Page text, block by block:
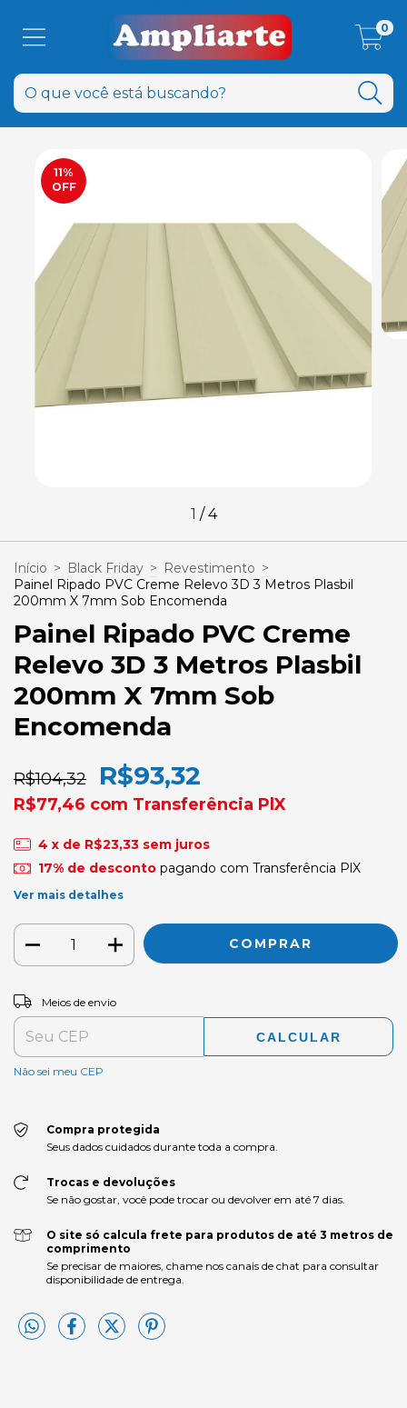
0
11%
OFF
1 /4
Início > Black Friday > Revestimento >
Painel Ripado PVC Creme Relevo 3D 3 Metros Plasbil
200mm X 7mm Sob Encomenda
Painel Ripado PVC Creme
Relevo 3D 3 Metros Plasbil
200mm X 7mm Sob
Encomenda
R$104,32 R$93,32
R$77,46 com Transferência PlX
4 x de R$23,33 sem juros
17% de descontopagando com Transferência PlX
Ver mais detalhes
Entregas para o CEP:
Meios de envio
CALCULAR
Não sei meu CEP
Compra protegida
Seus dados cuidados durante toda a compra.
Trocas e devoluções
Se não gostar, você pode trocar ou devolver em até 7 dias.
O site só calcula frete para produtos de até 3 metros de
comprimento
Se precisar de maiores, chame nos canais de chat para consultar
disponibilidade de entrega.